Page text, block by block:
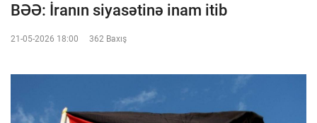
BƏƏ: İranın siyasətinə inam itib
21-05-2026 18:00 362 Baxış